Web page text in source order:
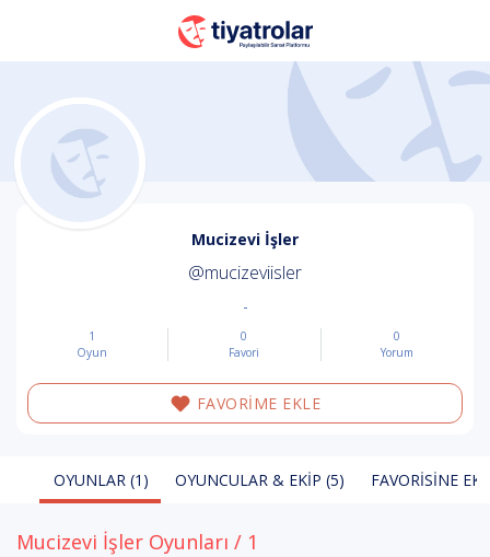
Mucizevi İşler
@mucizeviisler
-
1
Oyun
0
Favori
0
Yorum
FAVORİME EKLE
OYUNLAR (1) OYUNCULAR & EKIP (5) FAVORISINE
Mucizevi İşler Oyunları / 1